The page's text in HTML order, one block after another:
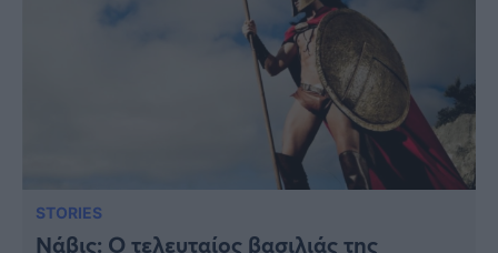
STORIES
Νάβις: Ο τελευταίος βασιλιάς της